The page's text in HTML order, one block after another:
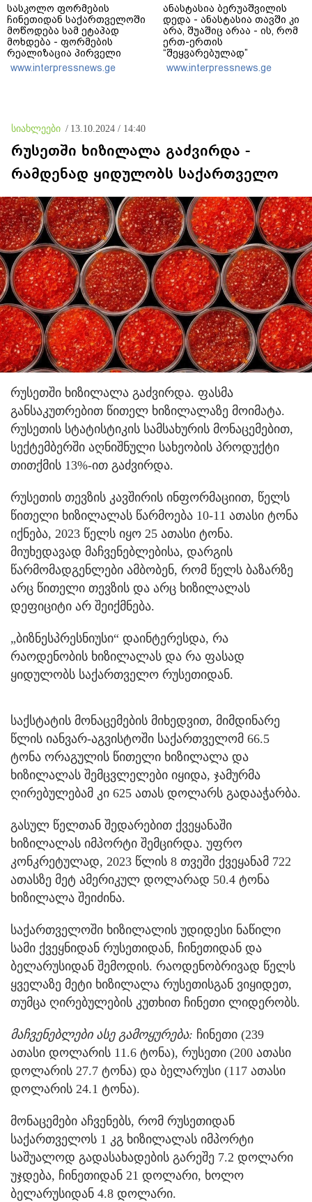
სასკოლო ფორმების
ჩინეთიდან საქართველოში
მოწოდება სამ ეტაპად
მოხდება - ფორმების
რეალიზაცია პირველი
კლასის მოსწავლეებისთვის
1–14 სექტემბრის
განხორციელდება
www.interpressnews.ge
ანასტასია ბერუაშვილის
დედა - ანასტასია თავში კი
არა, შუაშიც არაა - ის, რომ
ერთ-ერთის
“შეყვარებულად”
ფიქსირდებოდა,
მკვლელობაში
განხილვა მოჰყვებოდა
www.interpressnews.ge
სიახლეები / 13.10.2024 / 14:40
რუსეთში ხიზილალა გაძვირდა -
რამდენად ყიდულობს საქართველო
რუსეთში ხიზილალა გაძვირდა. ფასმა
განსაკუთრებით წითელ ხიზილალაზე მოიმატა.
რუსეთის სტატისტიკის სამსახურის მონაცემებით,
სექტემბერში აღნიშნული სახეობის პროდუქტი
თითქმის 13%-ით გაძვირდა.
რუსეთის თევზის კავშირის ინფორმაციით, წელს
წითელი ხიზილალას წარმოება 10-11 ათასი ტონა
იქნება, 2023 წელს იყო 25 ათასი ტონა.
მიუხედავად მაჩვენებლებისა, დარგის
წარმომადგენლები ამბობენ, რომ წელს ბაზარზე
არც წითელი თევზის და არც ხიზილალას
დეფიციტი არ შეიქმნება.
„ბიზნესპრესნიუსი“ დაინტერესდა, რა
რაოდენობის ხიზილალას და რა ფასად
ყიდულობს საქართველო რუსეთიდან.
საქსტატის მონაცემების მიხედვით, მიმდინარე
წლის იანვარ-აგვისტოში საქართველომ 66.5
ტონა ორაგულის წითელი ხიზილალა და
ხიზილალას შემცვლელები იყიდა, ჯამურმა
ღირებულებამ კი 625 ათას დოლარს გადააჭარბა.
გასულ წელთან შედარებით ქვეყანაში
ხიზილალას იმპორტი შემცირდა. უფრო
კონკრეტულად, 2023 წლის 8 თვეში ქვეყანამ 722
ათასზე მეტ ამერიკულ დოლარად 50.4 ტონა
ხიზილალა შეიძინა.
საქართველოში ხიზილალის უდიდესი ნაწილი
სამი ქვეყნიდან რუსეთიდან, ჩინეთიდან და
ბელარუსიდან შემოდის. რაოდენობრივად წელს
ყველაზე მეტი ხიზილალა რუსეთისგან ვიყიდეთ,
თუმცა ღირებულების კუთხით ჩინეთი ლიდერობს.
მაჩვენებლები ასე გამოყურება: ჩინეთი (239
ათასი დოლარის 11.6 ტონა), რუსეთი (200 ათასი
დოლარის 27.7 ტონა) და ბელარუსი (117 ათასი
დოლარის 24.1 ტონა).
მონაცემები აჩვენებს, რომ რუსეთიდან
საქართველოს 1 კგ ხიზილალას იმპორტი
საშუალოდ გადასახადების გარეშე 7.2 დოლარი
უჯდება, ჩინეთიდან 21 დოლარი, ხოლო
ბელარუსიდან 4.8 დოლარი.